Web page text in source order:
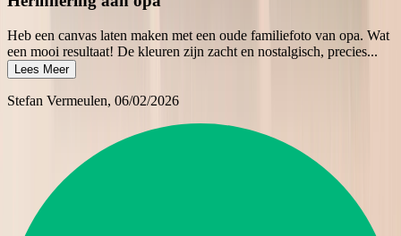
Heb een canvas laten maken met een oude familiefoto van opa. Wat
een mooi resultaat! De kleuren zijn zacht en nostalgisch, precies...
Lees Meer
Stefan Vermeulen, 06/02/2026